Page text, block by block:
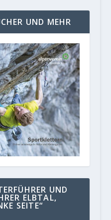
UND MEHR
UND
ELBTAL,
SEITE“